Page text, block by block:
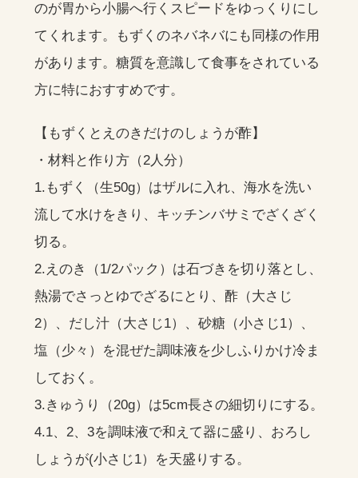
のが胃から小腸へ行くスピードをゆっくりにし
てくれます。もずくのネバネバにも同様の作用
があります。糖質を意識して食事をされている
方に特におすすめです。
【もずくとえのきだけのしょうが酢】
・材料と作り方（2人分）
1.もずく（生50g）はザルに入れ、海水を洗い
流して水けをきり、キッチンバサミでざくざく
切る。
2.えのき（1/2パック）は石づきを切り落とし、
熱湯でさっとゆでざるにとり、酢（大さじ
2）、だし汁（大さじ1）、砂糖（小さじ1）、
塩（少々）を混ぜた調味液を少しふりかけ冷ま
しておく。
3.きゅうり（20g）は5cm長さの細切りにする。
4.1、2、3を調味液で和えて器に盛り、おろし
しょうが(小さじ1）を天盛りする。